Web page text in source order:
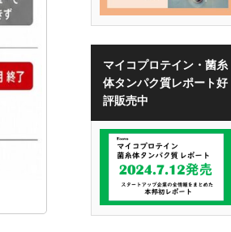
マイコプロテイン・菌糸
体タンパク質レポート好
評販売中